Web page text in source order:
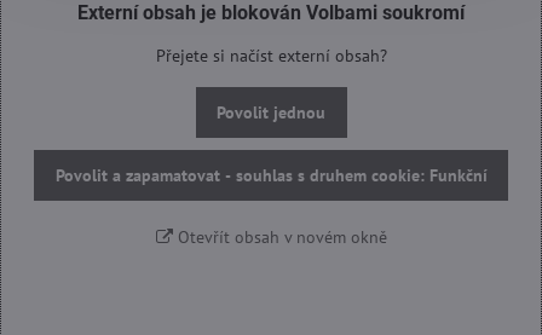
Externí obsah je blokován Volbami soukromí
Přejete si načíst externí obsah?
Povolit jednou
Povolit a zapamatovat - souhlas s druhem cookie: Funkční
Otevřít obsah v novém okně